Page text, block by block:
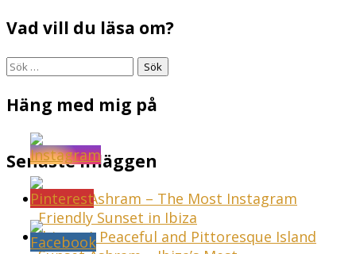
Vad vill du läsa om?
Sök
Häng med mig på
Senaste inläggen
Sunset Ashram – The Most Instagram
Friendly Sunset in Ibiza
Ibiza – A Peaceful and Pittoresque Island